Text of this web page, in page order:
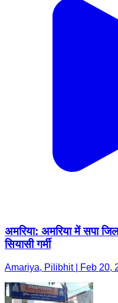
अमरिया: अमरिया में सपा
सियासी गर्मी
Amariya, Pilibhit | Feb 20,